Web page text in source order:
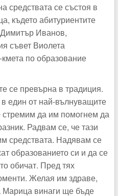
средствата се състоя в
където абитуриентите
Иванов,
съвет Виолета
по образование
се превърна в традиция.
един от най-вълнуващите
да им помогнем да
Радвам се, че тази
средствата. Надявам се
образованието си и да се
обичат. Пред тях
Желая им здраве,
Марица винаги ще бъде